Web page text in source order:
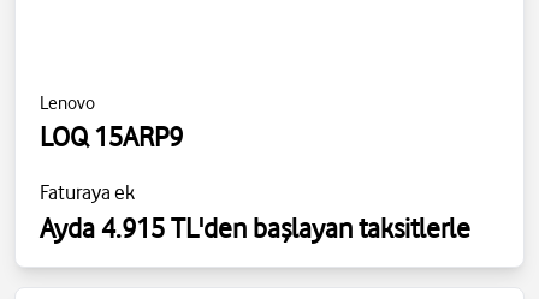
Lenovo
LOQ 15ARP9
Faturaya ek
Ayda 4.915 TL'den başlayan taksitlerle